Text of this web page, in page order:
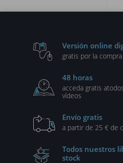
Versión online
gratis por la
48 horas
acceda gratis a
vídeos
Envío gratis
a partir de 25 € de
Todos nuestros
stock